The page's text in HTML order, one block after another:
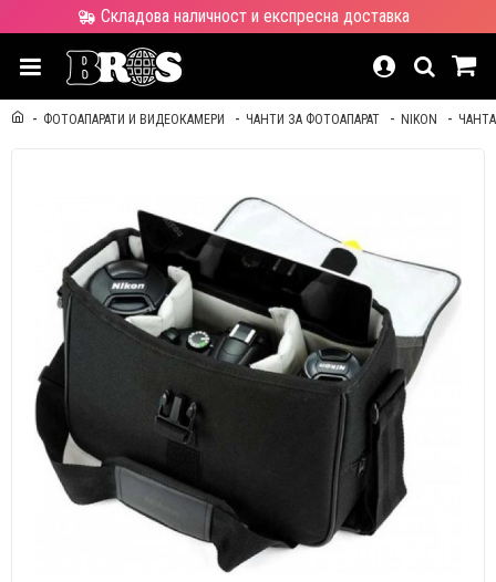
Складова наличност и експресна доставка
ФОТОАПАРАТИ И ВИДЕОКАМЕРИ ЧАНТИ ЗА ФОТОАПАРАТ NIKON